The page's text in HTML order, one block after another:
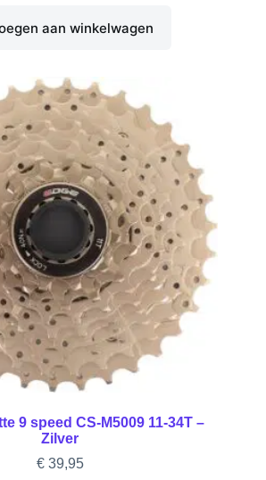
aan winkelwagen
9 speed CS-M5009 11-34T –
Zilver
€39,95